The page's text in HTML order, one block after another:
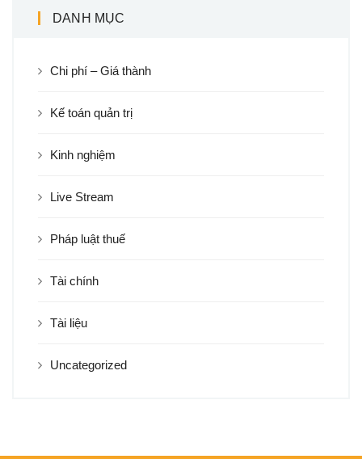
DANH MỤC
Chi phí – Giá thành
Kế toán quản trị
Kinh nghiệm
Live Stream
Pháp luật thuế
Tài chính
Tài liệu
Uncategorized